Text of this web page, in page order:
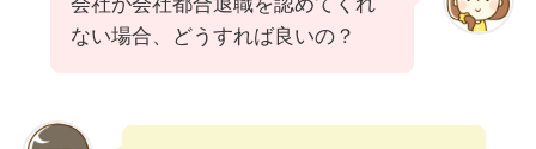
会社が会社都合退職を認めてくれ
ない場合、どうすれば良いの？